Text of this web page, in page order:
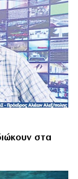
στα